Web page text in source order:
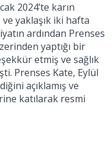
2024’te karın
yaklaşık iki hafta
ardından Prenses
yaptığı bir
etmiş ve sağlık
Prenses Kate, Eylül
açıklamış ve
katılarak resmi